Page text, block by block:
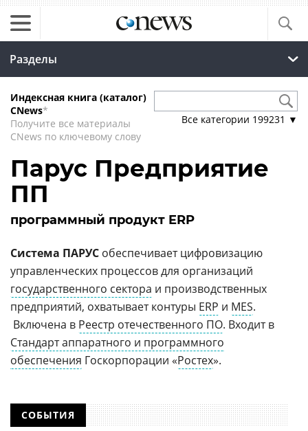
Разделы
Индексная книга (каталог)
CNews*
Получите все материалы
CNews по ключевому слову
Все категории 199231 ▼
Парус Предприятие
ПП
программный продукт ERP
Система ПАРУС обеспечивает цифровизацию
управленческих процессов для организаций
государственного сектора и производственных
предприятий, охватывает контуры ERP и MES.
Включена в Реестр отечественного ПО. Входит в
Стандарт аппаратного и программного
обеспечения Госкорпорации «Ростех».
СОБЫТИЯ